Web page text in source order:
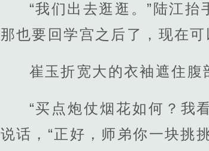
“我们出去逛逛。”陆江
那也要回学宫之后了，现在可
崔玉折宽大的衣袖遮住腹
“买点炮仗烟花如何？我
说话，“正好，师弟你一块挑